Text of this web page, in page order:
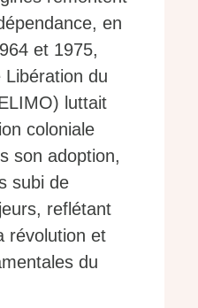
en
et 1975,
du
luttait
coloniale
son adoption,
subi de
reflétant
révolution et
du